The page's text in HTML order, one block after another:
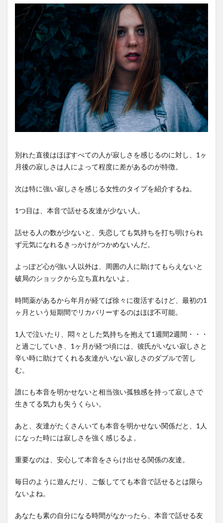
別れた直後はほぼすべての人が寂しさを感じるのに対し、1ヶ
月後の寂しさは人によって程度に差があるのが特徴。
次は特に強い寂しさを感じる女性のタイプを紹介するね。
1つ目は、本音で話せる友達が少ない人。
話せる人の数が少ないと、失恋しても気持ちを打ち明けられ
ず元気になれるきっかけがつかめないんだ。
よっぽど心が強い人以外は、周囲の人に助けてもらえないと
破局のショックから立ち直れないよ。
時間薬があるから年月が経てば徐々に復活するけど、最初の1
ヶ月という短期間でリカバリーするのはほぼ不可能。
1人で泣いたり、悶々とした気持ちを抱えて1週間2週間・・・
と過ごしていき、1ヶ月が経つ頃には、彼氏がいない寂しさと
辛い時に助けてくれる友達がいない寂しさのダブルで苦し
む。
誰にも本音を明かせないと相当強い孤独感を持って寂しさで
生きてる気力も失うくらい。
あと、友達がたくさんいても本音を明かせない関係だと、1人
になった時には寂しさを強く感じるよ。
重要なのは、安心して本音をさらけ出せる関係の友達。
毎日のように遊んだり、ご飯してても本音で話せるとは限ら
ないよね。
あなたも素の自分になる時間がなかったら、本音で話せる友